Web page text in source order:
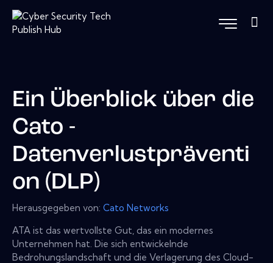
Ein Überblick über die
Cato -
Datenverlustpräventi
on (DLP)
Herausgegeben von: Cato Networks
ATA ist das wertvollste Gut, das ein modernes
Unternehmen hat. Die sich entwickelnde
Bedrohungslandschaft und die Verlagerung des Cloud-